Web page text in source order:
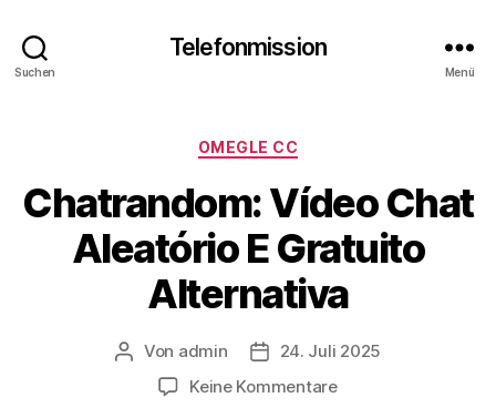
Suchen
Telefonmission
Menü
Kategorien
OMEGLE CC
Chatrandom: Vídeo Chat
Aleatório E Gratuito
Alternativa
Beitragsautor
Von admin Veröffentlichungsdatum
24. Juli 2025
Keine Kommentarezu